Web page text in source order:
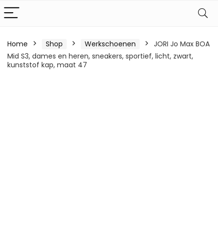
Home Shop Werkschoenen
JORI Jo Max BOA
Mid S3, dames en heren, sneakers, sportief, licht, zwart,
kunststof kap, maat 47